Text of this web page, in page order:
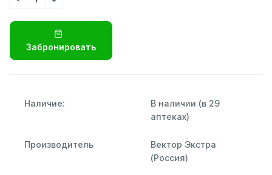
Забронировать
Наличие:
В наличии (в 29
аптеках)
Производитель
Вектор Экстра
(Россия)